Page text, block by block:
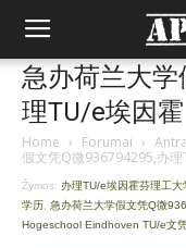
急办荷兰大学
理TU/e埃因霍
Home › Forumai ›
假文凭Q微936794295,办理
Žymos: 办理TU/e埃因霍芬理工
学历 急办荷兰大学假文凭Q微
Hogeschool Eindhoven TU/e文